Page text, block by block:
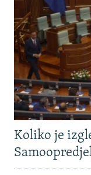
TRI DECENIJE OD
SVE KARTE DEJTONA
NASTANAK I RASPAD
Koliko je